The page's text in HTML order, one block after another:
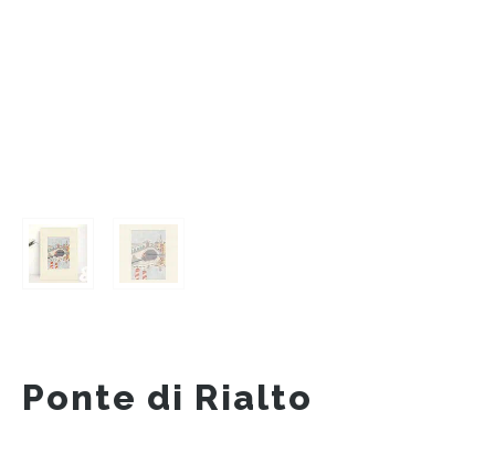
Ponte di Rialto